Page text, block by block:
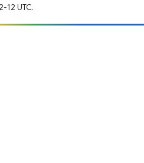
12 UTC.